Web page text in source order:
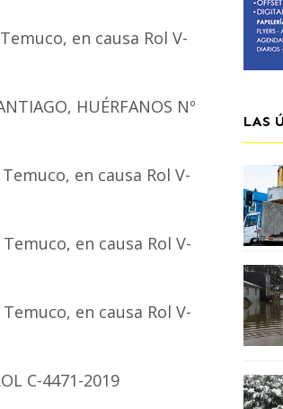
en causa Rol V-
HUÉRFANOS Nº
en causa Rol V-
en causa Rol V-
en causa Rol V-
C-4471-2019
LAS